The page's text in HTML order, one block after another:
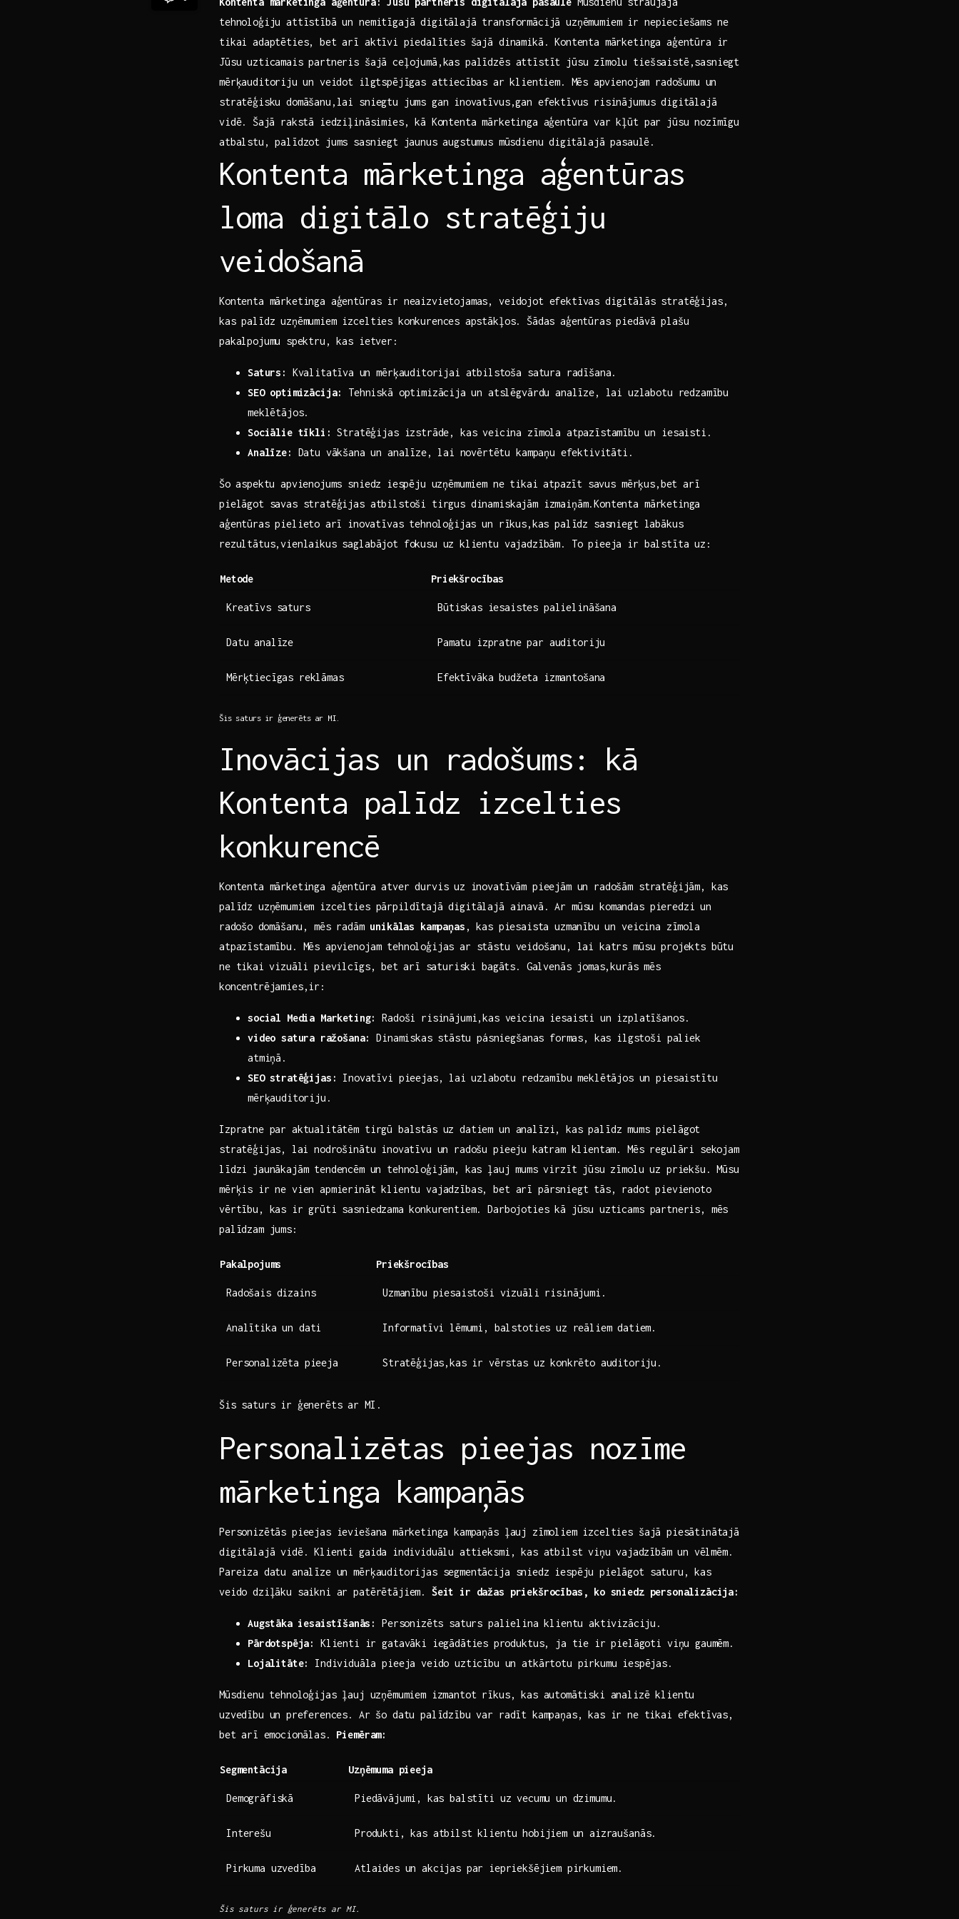
tehnoloģiju attīstībā‌ un nemitīgajā digitālajā transformācijā uzņēmumiem ir nepieciešams ne
tikai adaptēties, bet arī aktīvi ⁤piedalīties šajā dinamikā. Kontenta mārketinga aģentūra ir⁣
Jūsu uzticamais partneris šajā ceļojumā,kas palīdzēs attīstīt jūsu zīmolu tiešsaistē,sasniegt
mērķauditoriju ⁢un veidot ilgtspējīgas attiecības ar ⁤klientiem. Mēs ⁢apvienojam ‌radošumu un
stratēģisku domāšanu,lai‍ sniegtu jums gan ⁢inovatīvus,gan efektīvus risinājumus digitālajā
vidē.⁣ Šajā‌ rakstā iedziļināsimies, kā Kontenta‍ mārketinga aģentūra‌ var kļūt par jūsu nozīmīgu
atbalstu, palīdzot jums sasniegt⁣ jaunus augstumus ⁢mūsdienu⁣ digitālajā pasaulē.
Kontenta⁤ mārketinga aģentūras⁢
loma digitālo stratēģiju⁣
veidošanā
Kontenta mārketinga aģentūras ir neaizvietojamas, veidojot‌ efektīvas digitālās stratēģijas,
kas palīdz uzņēmumiem izcelties ​konkurences ⁢apstākļos. Šādas ​aģentūras piedāvā plašu
pakalpojumu⁤ spektru, kas‍ ietver:
Saturs:
Kvalitatīva ⁣un mērķauditorijai atbilstoša satura radīšana.
SEO optimizācija:
Tehniskā optimizācija⁣ un atslēgvārdu analīze, lai uzlabotu redzamību​
meklētājos.
Sociālie tīkli: Stratēģijas izstrāde, kas veicina zīmola atpazīstamību ⁣un iesaisti.
Analīze:
​Datu vākšana un​ analīze, ⁢lai⁣ novērtētu kampaņu efektivitāti.
Šo ⁢aspektu apvienojums sniedz⁤ iespēju uzņēmumiem⁣ ne tikai atpazīt⁢ savus mērķus,bet arī
pielāgot ​savas stratēģijas atbilstoši tirgus dinamiskajām ‍izmaiņām.Kontenta mārketinga
aģentūras pielieto⁢ arī ⁢inovatīvas tehnoloģijas un rīkus,kas palīdz sasniegt labākus
rezultātus,vienlaikus saglabājot fokusu uz ⁣klientu vajadzībām. To pieeja ir​ balstīta uz:
Metode Priekšrocības
Kreatīvs saturs Būtiskas iesaistes palielināšana
Datu analīze Pamatu izpratne‌ par auditoriju
Mērķtiecīgas reklāmas Efektīvāka budžeta izmantošana
Šis saturs ir ģenerēts ar MI.
Inovācijas un radošums: kā
Kontenta palīdz izcelties
konkurencē
Kontenta mārketinga aģentūra atver durvis uz ⁢inovatīvām pieejām‍ un radošām stratēģijām, kas⁣
palīdz uzņēmumiem izcelties‌ pārpildītajā digitālajā ainavā. Ar‌ mūsu komandas pieredzi un
⁢radošo⁢ domāšanu, mēs radām unikālas kampaņas , kas piesaista​ uzmanību⁤ un​ veicina zīmola⁢
atpazīstamību. Mēs ‍apvienojam tehnoloģijas ar ‌stāstu veidošanu, ⁤lai katrs mūsu projekts būtu ​
ne tikai⁤ vizuāli pievilcīgs, ⁢bet arī ⁣saturiski bagāts. Galvenās jomas,kurās ⁣mēs
koncentrējamies,ir:
social Media Marketing:
Radoši risinājumi,kas veicina iesaisti un izplatīšanos.
video satura ⁣ražošana:
Dinamiskas ⁤stāstu pásniegšanas formas, kas ilgstoši ‍paliek
atmiņā.
SEO stratēģijas:
Inovatīvi pieejas, ⁤lai uzlabotu redzamību meklētājos un piesaistītu
mērķauditoriju.
Izpratne par aktualitātēm tirgū balstās uz datiem un analīzi, kas ​palīdz mums pielāgot
stratēģijas, ⁤lai nodrošinātu inovatīvu un radošu pieeju⁤ katram klientam. Mēs ‍regulāri‌ sekojam
līdzi jaunākajām tendencēm ⁣un ‍tehnoloģijām, kas ļauj⁢ mums virzīt jūsu zīmolu uz priekšu. Mūsu
mērķis ir ne vien apmierināt‍ klientu vajadzības, bet arī pārsniegt⁢ tās, radot ⁤pievienoto
vērtību, kas ir‌ grūti sasniedzama ⁣konkurentiem. Darbojoties kā jūsu‌ uzticams partneris, mēs
palīdzam jums:
Pakalpojums Priekšrocības
Radošais‌ dizains Uzmanību piesaistoši vizuāli risinājumi.
Analītika un dati Informatīvi lēmumi, balstoties uz‌ reāliem datiem.
Personalizēta pieeja Stratēģijas,kas ir vērstas uz konkrēto auditoriju.
Šis saturs ir ģenerēts ‍ar MI.
Personalizētas pieejas ‍nozīme
mārketinga kampaņās
Personizētās pieejas ieviešana⁣ mārketinga kampaņās ‍ļauj zīmoliem izcelties šajā piesātinātajā
‍digitālajā vidē. Klienti gaida ⁤individuālu attieksmi, kas atbilst ⁣viņu⁢ vajadzībām un⁢ vēlmēm.⁣
Pareiza‌ datu ‍analīze un mērķauditorijas segmentācija sniedz iespēju pielāgot saturu, kas
veido dziļāku saikni ar patērētājiem. Šeit ir dažas priekšrocības,⁣ ko sniedz personalizācija:
Augstāka ⁣iesaistīšanās:
Personizēts saturs palielina klientu aktivizāciju.
Pārdotspēja:
Klienti ir gatavāki iegādāties ⁣produktus, ja tie ir pielāgoti viņu gaumēm.
Lojalitāte:
Individuāla pieeja veido uzticību un ‍atkārtotu pirkumu iespējas.
Mūsdienu ⁣tehnoloģijas ļauj uzņēmumiem izmantot ​rīkus, kas automātiski analizē klientu
uzvedību‍ un ⁣preferences. Ar šo datu palīdzību var radīt kampaņas, kas ir ⁤ne tikai efektīvas,
bet ⁣arī emocionālas. Piemēram:
Segmentācija Uzņēmuma pieeja
Demogrāfiskā Piedāvājumi, ⁣kas balstīti ‍uz vecumu un‍ dzimumu.
Interešu Produkti, kas atbilst klientu hobijiem⁣ un aizraušanās.
Pirkuma uzvedība Atlaides un akcijas par ⁣iepriekšējiem pirkumiem.
Šis‍ saturs⁢ ir ģenerēts ar MI.